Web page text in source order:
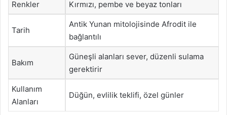
Renkler Kırmızı, pembe ve beyaz tonları
Tarih
Antik Yunan mitolojisinde Afrodit ile
bağlantılı
Bakım
Güneşli alanları sever, düzenli sulama
gerektirir
Kullanım
Alanları
Düğün, evlilik teklifi, özel günler